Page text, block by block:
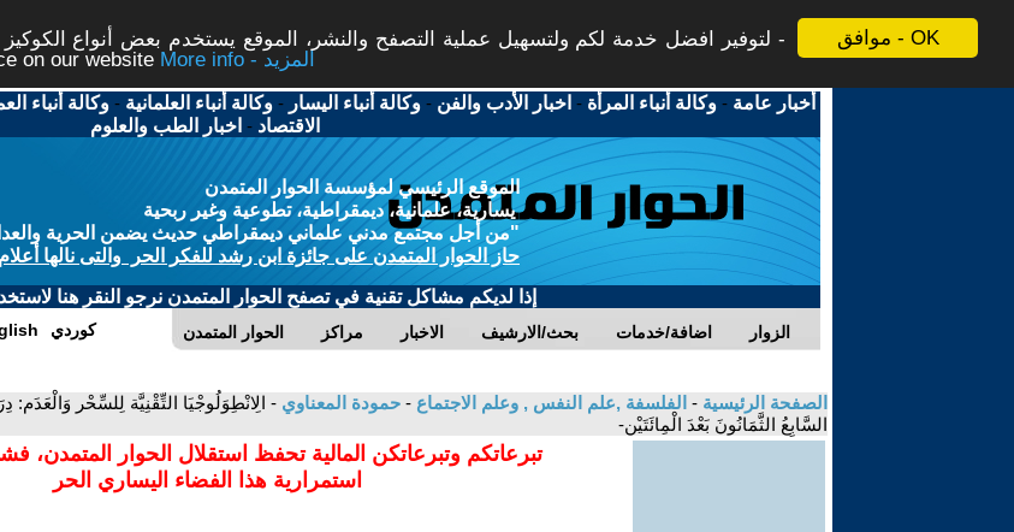
موافق - OK
لتوفير افضل خدمة لكم ولتسهيل عملية التصفح والنشر، الموقع يستخدم بعض أنواع
on our website
More info - المزيد
أخبار عامة -وكالة أنباء المرأة - اخبار الأدب والفن -وكالة أنباء اليسار -وكالة أنباء العلمانية -وكالة أنباء
الاقتصاد - اخبار الطب والعلوم
الموقع الرئيسي لمؤسسة الحوار المتمدن
يسارية، علمانية، ديمقراطية، تطوعية وغير ربحية
"من أجل مجتمع مدني علماني ديمقراطي حديث يضمن الحرية
حاز الحوار المتمدن على جائزة ابن رشد للفكر الحر والتى نالها
إذا لديكم مشاكل تقنية في تصفح الحوار المتمدن نرجو النقر هنا
الحوار المتمدن مراكز الاخبار بحث/الارشيف اضافة/خدمات الزوار كوردي
الصفحة الرئيسية - الفلسفة ,علم النفس , وعلم الاجتماع - حمودة المعناوي - الِانْطِوَلُوجْيَا التِّقْنِيَّة لِلسِّحْر
السَّابِعُ الثَّمَانُونَ بَعْدَ الْمِائَتَيْن-
تبرعاتكم وتبرعاتكن المالية تحفظ استقلال الحوار المتمدن،
استمرارية هذا الفضاء اليساري الحر